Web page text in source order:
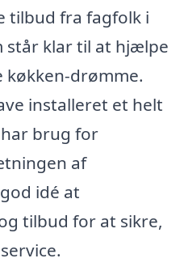
tilbud fra fagfolk i
står klar til at hjælpe
køkken-drømme.
installeret et helt
brug for
af
idé at
tilbud for at sikre,